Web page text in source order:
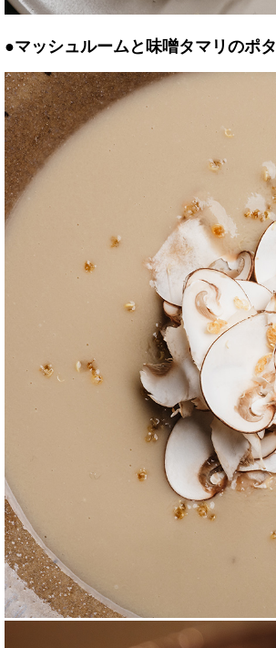
●マッシュルームと味噌タマリのポ